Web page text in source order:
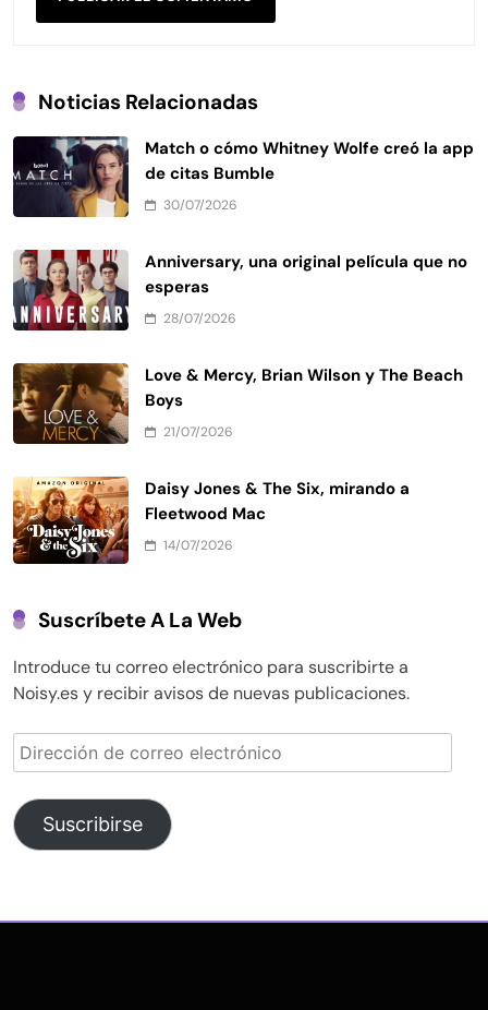
Noticias Relacionadas
Match o cómo Whitney Wolfe creó la app
de citas Bumble
30/07/2026
Anniversary, una original película que no
esperas
28/07/2026
Love & Mercy, Brian Wilson y The Beach
Boys
21/07/2026
Daisy Jones & The Six, mirando a
Fleetwood Mac
14/07/2026
Suscríbete A La Web
Introduce tu correo electrónico para suscribirte a
Noisy.es y recibir avisos de nuevas publicaciones.
Dirección
de
correo
electrónico
Suscribirse